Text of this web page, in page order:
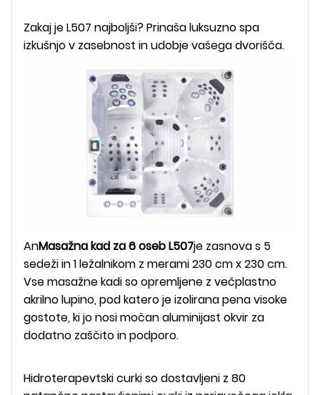
Zakaj je L507 najboljši? Prinaša luksuzno spa
izkušnjo v zasebnost in udobje vašega dvorišča.
AnMasažna kad za 6 oseb L507je zasnova s ​​5
sedeži in 1 ležalnikom z merami 230 cm x 230 cm.
Vse masažne kadi so opremljene z večplastno
akrilno lupino, pod katero je izolirana pena visoke
gostote, ki jo nosi močan aluminijast okvir za
dodatno zaščito in podporo.
Hidroterapevtski curki so dostavljeni z 80